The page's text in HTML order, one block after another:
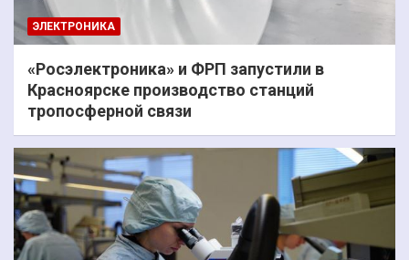
ЭЛЕКТРОНИКА
«Росэлектроника» и ФРП запустили в
Красноярске производство станций
тропосферной связи